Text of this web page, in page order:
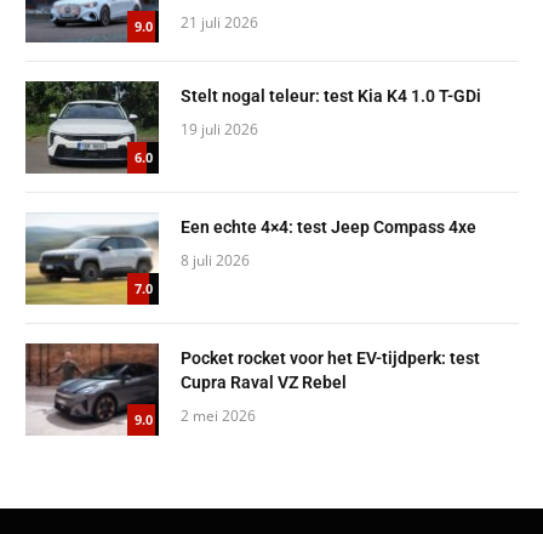
9.0 21 juli 2026
6.0
Stelt nogal teleur: test Kia K4 1.0 T-GDi
19 juli 2026
7.0
Een echte 4×4: test Jeep Compass 4xe
8 juli 2026
9.0
Pocket rocket voor het EV-tijdperk: test
Cupra Raval VZ Rebel
2 mei 2026